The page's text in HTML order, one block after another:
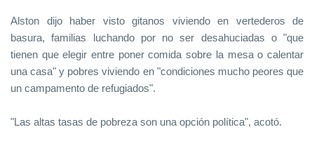
Alston dijo haber visto gitanos viviendo en vertederos de
basura, familias luchando por no ser desahuciadas o "que
tienen que elegir entre poner comida sobre la mesa o calentar
una casa" y pobres viviendo en "condiciones mucho peores que
un campamento de refugiados".
"Las altas tasas de pobreza son una opción política", acotó.